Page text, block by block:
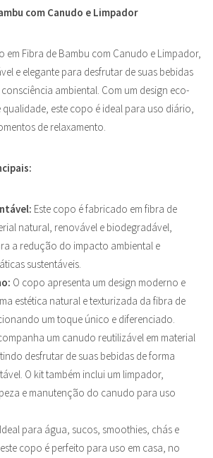
com Canudo e Limpador
em Fibra de Bambu com Canudo e Limpador,
e elegante para desfrutar de suas bebidas
ambiental. Com um design eco-
qualidade, este copo é ideal para uso diário,
de relaxamento.
Este copo é fabricado em fibra de
natural, renovável e biodegradável,
a redução do impacto ambiental e
sustentáveis.
O copo apresenta um design moderno e
estética natural e texturizada da fibra de
um toque único e diferenciado.
um canudo reutilizável em material
desfrutar de suas bebidas de forma
O kit também inclui um limpador,
e manutenção do canudo para uso
Ideal para água, sucos, smoothies, chás e
copo é perfeito para uso em casa, no